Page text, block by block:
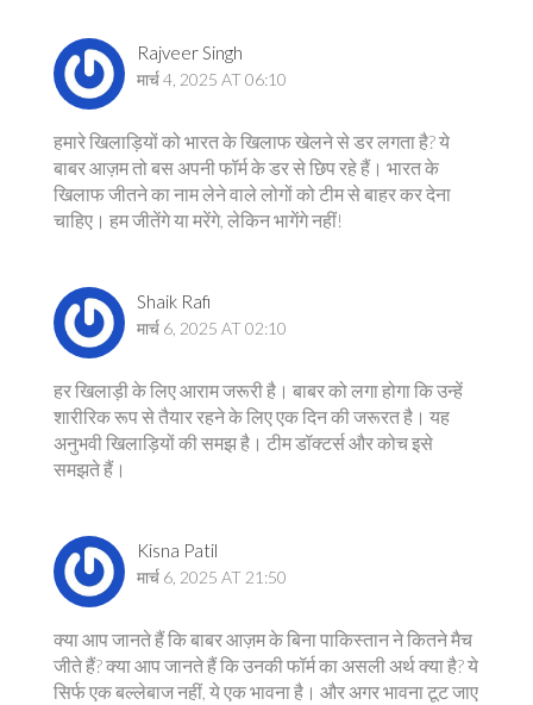
Rajveer Singh
मार्च 4, 2025 AT 06:10
हमारे खिलाड़ियों को भारत के खिलाफ खेलने से डर लगता है? ये
बाबर आज़म तो बस अपनी फॉर्म के डर से छिप रहे हैं। भारत के
खिलाफ जीतने का नाम लेने वाले लोगों को टीम से बाहर कर देना
चाहिए। हम जीतेंगे या मरेंगे, लेकिन भागेंगे नहीं!
Shaik Rafi
मार्च 6, 2025 AT 02:10
हर खिलाड़ी के लिए आराम जरूरी है। बाबर को लगा होगा कि उन्हें
शारीरिक रूप से तैयार रहने के लिए एक दिन की जरूरत है। यह
अनुभवी खिलाड़ियों की समझ है। टीम डॉक्टर्स और कोच इसे
समझते हैं।
Kisna Patil
मार्च 6, 2025 AT 21:50
क्या आप जानते हैं कि बाबर आज़म के बिना पाकिस्तान ने कितने मैच
जीते हैं? क्या आप जानते हैं कि उनकी फॉर्म का असली अर्थ क्या है? ये
सिर्फ एक बल्लेबाज नहीं, ये एक भावना है। और अगर भावना टूट जाए